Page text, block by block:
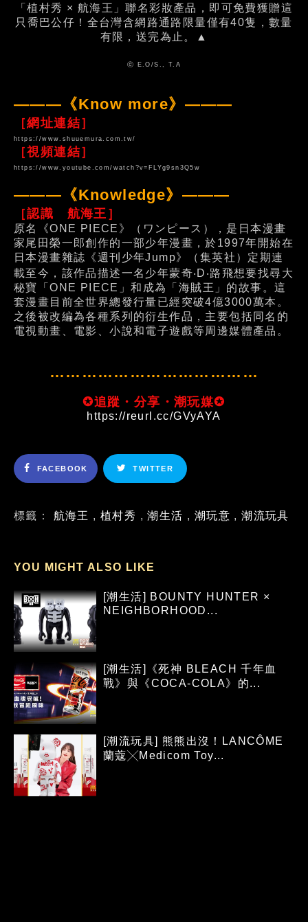
「植村秀 × 航海王」聯名彩妝產品，即可免費獲贈這
只喬巴公仔！全台灣含網路通路限量僅有40隻，數量
有限，送完為止。▲
ⓒ E.O/S., T.A
———《Know more》———
［網址連結］
https://www.shuuemura.com.tw/
［視頻連結］
https://www.youtube.com/watch?v=FLYg9sn3Q5w
———《Knowledge》———
［認識 航海王］
原名《ONE PIECE》（ワンピース），是日本漫畫
家尾田榮一郎創作的一部少年漫畫，於1997年開始在
日本漫畫雜誌《週刊少年Jump》（集英社）定期連
載至今，該作品描述一名少年蒙奇‧D‧路飛想要找尋大
秘寶「ONE PIECE」和成為「海賊王」的故事。這
套漫畫目前全世界總發行量已經突破4億3000萬本。
之後被改編為各種系列的衍生作品，主要包括同名的
電視動畫、電影、小說和電子遊戲等周邊媒體產品。
…………………………………
✪追蹤・分享・潮玩媒✪
https://reurl.cc/GVyAYA
FACEBOOK TWITTER
標籤： 航海王 ,植村秀 ,潮生活 , 潮玩意 ,潮流玩具
YOU MIGHT ALSO LIKE
[潮生活] BOUNTY HUNTER ×
NEIGHBORHOOD...
[潮生活]《死神 BLEACH 千年血
戰》與《COCA-COLA》的...
[潮流玩具] 熊熊出沒！LANCÔME
蘭蔻╳Medicom Toy...